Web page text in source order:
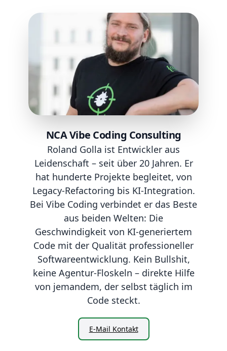
NCA Vibe Coding Consulting
Roland Golla ist Entwickler aus
Leidenschaft – seit über 20 Jahren. Er
hat hunderte Projekte begleitet, von
Legacy-Refactoring bis KI-Integration.
Bei Vibe Coding verbindet er das Beste
aus beiden Welten: Die
Geschwindigkeit von KI-generiertem
Code mit der Qualität professioneller
Softwareentwicklung. Kein Bullshit,
keine Agentur-Floskeln – direkte Hilfe
von jemandem, der selbst täglich im
Code steckt.
E-Mail Kontakt